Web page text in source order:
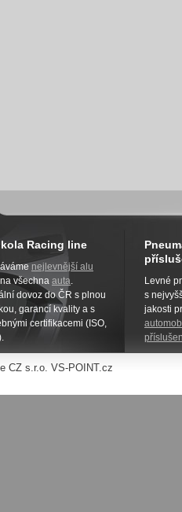
Racing line
nejlevnější alu
na všechna auta.
dovoz do ČR s plnou
garancí kvality a s
certifikacemi (ISO,
Levné
s
jakosti
CZ s.r.o. VS-POINT.cz